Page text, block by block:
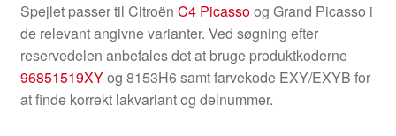
Spejlet passer til Citroën C4 Picassoog Grand Picasso i
de relevant angivne varianter. Ved søgning efter
reservedelen anbefales det at bruge produktkoderne
96851519XYog 8153H6 samt farvekode EXY/EXYB for
at finde korrekt lakvariant og delnummer.